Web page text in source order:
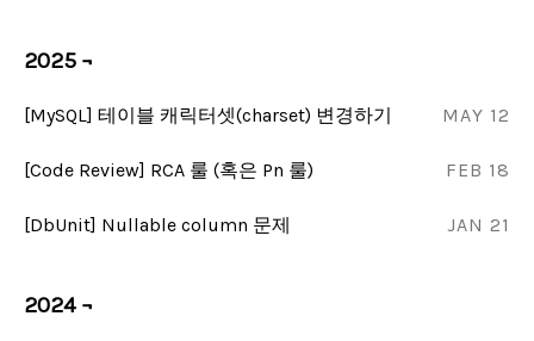
2025 ¬
MAY 12
[MySQL] 테이블 캐릭터셋(charset) 변경하기
FEB 18
[Code Review] RCA 룰 (혹은 Pn 룰)
JAN 21
[DbUnit] Nullable column 문제
2024 ¬